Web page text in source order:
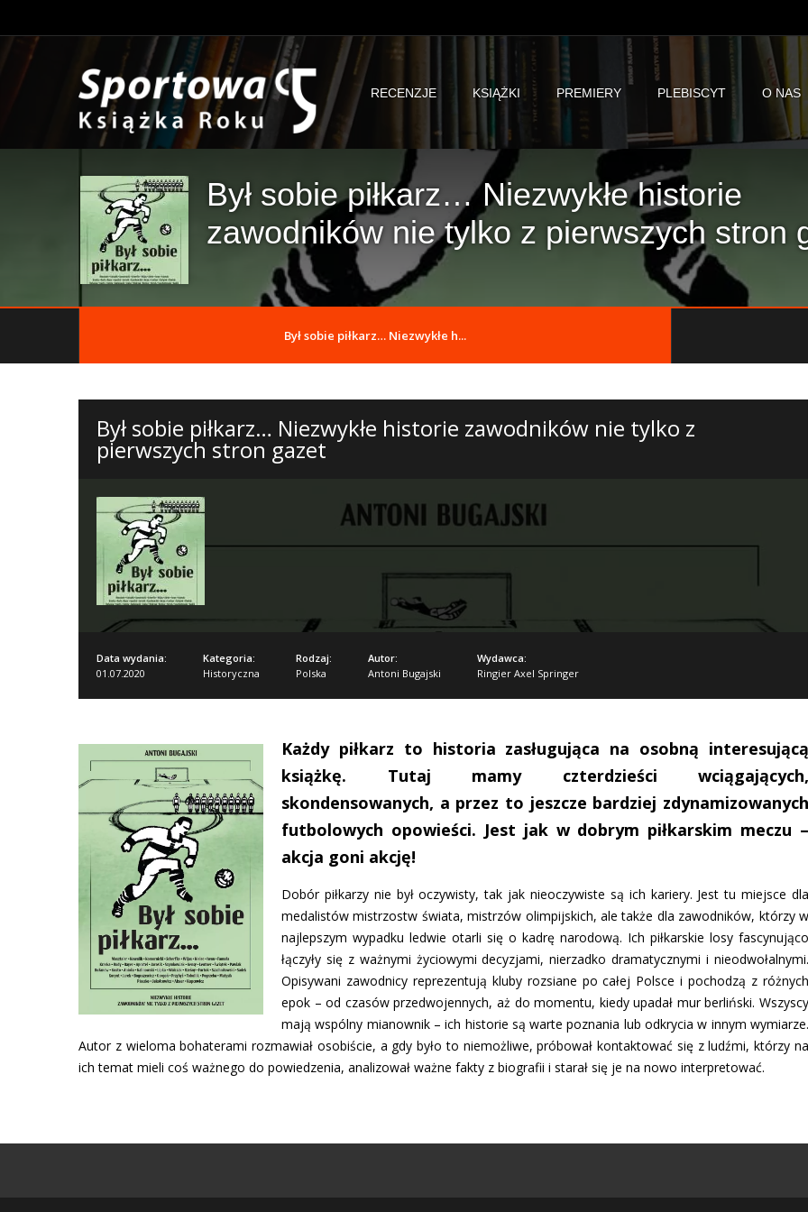
RECENZJE KSIĄŻKI PREMIERY PLEBISCYT O NAS
Był sobie piłkarz… Niezwykłe historie
zawodników nie tylko z pierwszych stron
Był sobie piłkarz… Niezwykłe h...
Był sobie piłkarz… Niezwykłe historie zawodników nie tylko z
pierwszych stron gazet
Data wydania:
01.07.2020
Kategoria:
Historyczna
Rodzaj:
Polska
Autor:
Antoni Bugajski
Wydawca:
Ringier Axel Springer
Każdy piłkarz to historia zasługująca na osobną interesującą
książkę. Tutaj mamy czterdzieści wciągających,
skondensowanych, a przez to jeszcze bardziej zdynamizowanych
futbolowych opowieści. Jest jak w dobrym piłkarskim meczu –
akcja goni akcję!
Dobór piłkarzy nie był oczywisty, tak jak nieoczywiste są ich kariery. Jest tu miejsce dla
medalistów mistrzostw świata, mistrzów olimpijskich, ale także dla zawodników, którzy w
najlepszym wypadku ledwie otarli się o kadrę narodową. Ich piłkarskie losy fascynująco
łączyły się z ważnymi życiowymi decyzjami, nierzadko dramatycznymi i nieodwołalnymi.
Opisywani zawodnicy reprezentują kluby rozsiane po całej Polsce i pochodzą z różnych
epok – od czasów przedwojennych, aż do momentu, kiedy upadał mur berliński. Wszyscy
mają wspólny mianownik – ich historie są warte poznania lub odkrycia w innym wymiarze.
Autor z wieloma bohaterami rozmawiał osobiście, a gdy było to niemożliwe, próbował kontaktować się z ludźmi, którzy na
ich temat mieli coś ważnego do powiedzenia, analizował ważne fakty z biografii i starał się je na nowo interpretować.